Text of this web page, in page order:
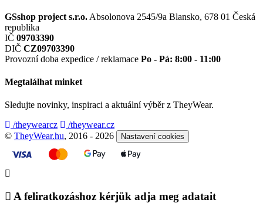
GSshop project s.r.o. Absolonova 2545/9a Blansko, 678 01 Česká
republika
IČ 09703390
DIČ CZ09703390
Provozní doba expedice / reklamace Po - Pá: 8:00 - 11:00
Megtalálhat minket
Sledujte novinky, inspiraci a aktuální výběr z TheyWear.
/theywearcz
/theywear.cz
© TheyWear.hu, 2016 - 2026 Nastavení cookies
A feliratkozáshoz kérjük adja meg adatait